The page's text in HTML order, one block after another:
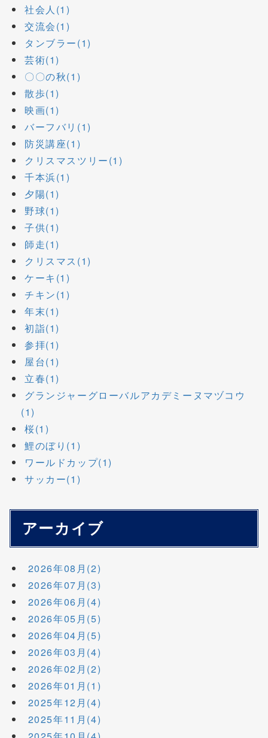
社会人(1)
交流会(1)
タンブラー(1)
芸術(1)
〇〇の秋(1)
散歩(1)
映画(1)
バーフバリ(1)
防災講座(1)
クリスマスツリー(1)
千本浜(1)
夕陽(1)
野球(1)
子供(1)
師走(1)
クリスマス(1)
ケーキ(1)
チキン(1)
年末(1)
初詣(1)
参拝(1)
屋台(1)
立春(1)
グランジャーグローバルアカデミーヌマヅコウ
(1)
桜(1)
鯉のぼり(1)
ワールドカップ(1)
サッカー(1)
アーカイブ
2026年08月(2)
2026年07月(3)
2026年06月(4)
2026年05月(5)
2026年04月(5)
2026年03月(4)
2026年02月(2)
2026年01月(1)
2025年12月(4)
2025年11月(4)